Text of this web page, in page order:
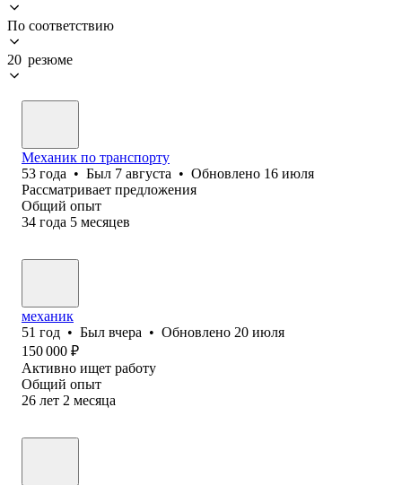
По соответствию
20 резюме
Механик по транспорту
53 года • Был 7 августа • Обновлено 16 июля
Рассматривает предложения
Общий опыт
34 года 5 месяцев
механик
51 год • Был вчера • Обновлено 20 июля
150 000 ₽
Активно ищет работу
Общий опыт
26 лет 2 месяца